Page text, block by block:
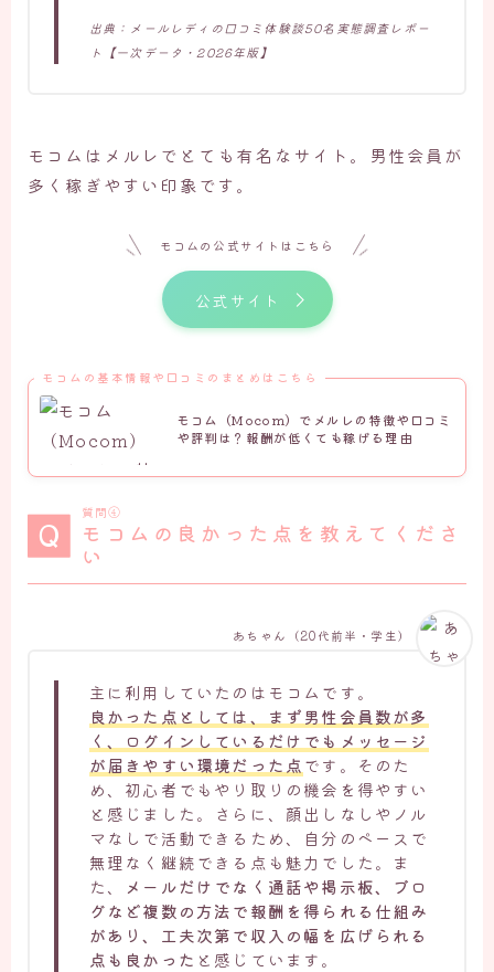
出典：メールレディの口コミ体験談50名実態調査レポー
ト【一次データ・2026年版】
モコムはメルレでとても有名なサイト。男性会員が
多く稼ぎやすい印象です。
モコムの公式サイトはこちら
公式サイト
モコムの基本情報や口コミのまとめはこちら
モコム（Mocom）でメルレの特徴や口コミ
や評判は？報酬が低くても稼げる理由
質問④
モコムの良かった点を教えてくださ
い
主に利用していたのはモコムです。
良かった点としては、まず男性会員数が多
く、ログインしているだけでもメッセージ
が届きやすい環境だった点 です。そのた
め、初心者でもやり取りの機会を得やすい
と感じました。さらに、顔出しなしやノル
マなしで活動できるため、自分のペースで
無理なく継続できる点も魅力でした。ま
た、
メールだけでなく通話や掲示板、ブロ
グなど複数の方法で報酬を得られる仕組み
があり、工夫次第で収入の幅を広げられる
点も良かった と感じています。
あちゃん（20代前半・学生）